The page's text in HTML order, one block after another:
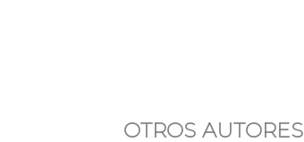
OTROS AUTORES